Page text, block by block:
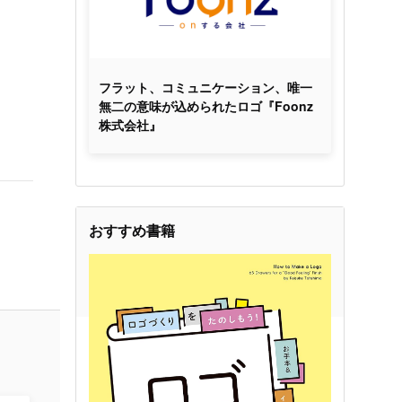
フラット、コミュニケーション、唯一
無二の意味が込められたロゴ『Foonz
株式会社』
おすすめ書籍